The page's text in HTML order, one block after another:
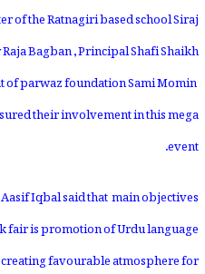
of the Ratnagiri based school Siraj
Bagban ,Principal Shafi Shaikh
parwaz foundation Sami Momin
their involvement in this mega
event.
Iqbal said that main objectives
fair is promotion of Urdu language
favourable atmosphere for